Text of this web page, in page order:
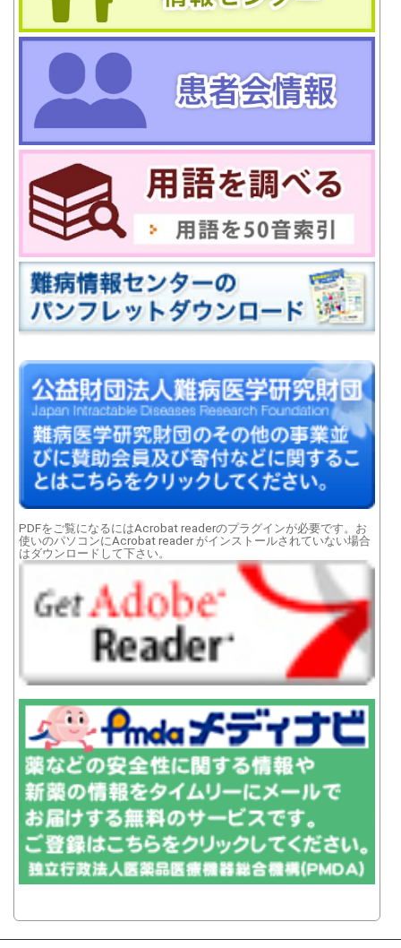
PDFをご覧になるにはAcrobat readerのプラグインが必要です。お
使いのパソコンにAcrobat reader がインストールされていない場合
はダウンロードして下さい。